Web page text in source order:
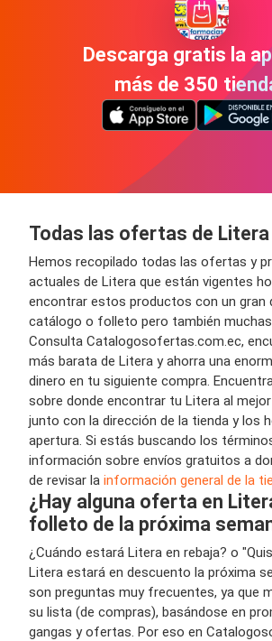
Descarga gratis la
más de 350
Todas las ofertas de Litera
Hemos recopilado todas las ofertas y
actuales de Litera que están vigentes
encontrar estos productos con un gran
catálogo o folleto pero también muchas
Consulta Catalogosofertas.com.ec,
más barata de Litera y ahorra una
dinero en tu siguiente compra.
sobre donde encontrar tu Litera al
junto con la dirección de la tienda y los
apertura. Si estás buscando los
información sobre envíos gratuitos a
de revisar la información general de la
¿Hay alguna oferta en
folleto de la próxima
¿Cuándo estará Litera en rebaja? o
Litera estará en descuento la próxima
son preguntas muy frecuentes, ya que
su lista (de compras), basándose en
gangas y ofertas. Por eso en